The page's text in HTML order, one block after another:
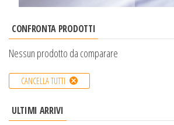
CONFRONTA PRODOTTI
Nessun prodotto da comparare
CANCELLA TUTTI
ULTIMI ARRIVI